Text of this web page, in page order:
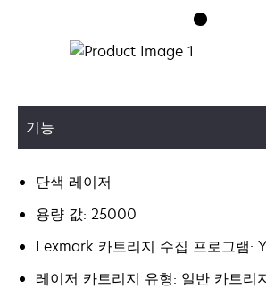
기능
단색 레이저
용량 값: 25000
Lexmark 카트리지 수집 프로그램:
레이저 카트리지 유형: 일반 카트리